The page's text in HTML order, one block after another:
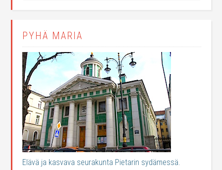
PYHÄ MARIA
Elävä ja kasvava seurakunta Pietarin sydämessä.